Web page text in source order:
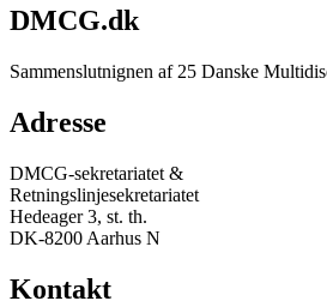
DMCG.dk
Sammenslutnignen af 25 Danske
Adresse
DMCG-sekretariatet &
Retningslinjesekretariatet
Hedeager 3, st. th.
DK-8200 Aarhus N
Kontakt